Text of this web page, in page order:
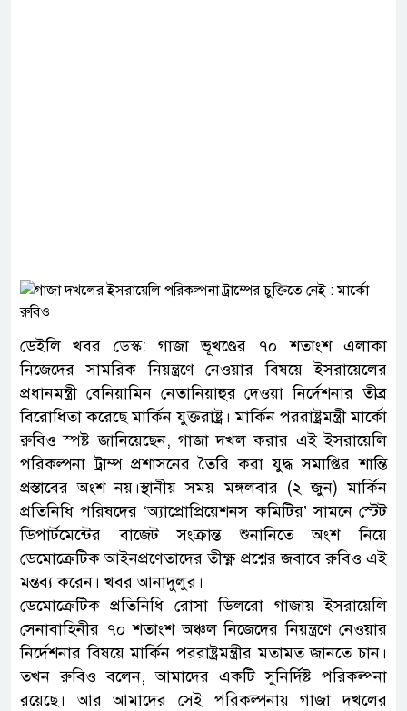
ডেইলি খবর ডেস্ক: গাজা ভূখণ্ডের ৭০ শতাংশ এলাকা
নিজেদের সামরিক নিয়ন্ত্রণে নেওয়ার বিষয়ে ইসরায়েলের
প্রধানমন্ত্রী বেনিয়ামিন নেতানিয়াহুর দেওয়া নির্দেশনার তীব্র
বিরোধিতা করেছে মার্কিন যুক্তরাষ্ট্র। মার্কিন পররাষ্ট্রমন্ত্রী মার্কো
রুবিও স্পষ্ট জানিয়েছেন, গাজা দখল করার এই ইসরায়েলি
পরিকল্পনা ট্রাম্প প্রশাসনের তৈরি করা যুদ্ধ সমাপ্তির শান্তি
প্রস্তাবের অংশ নয়।স্থানীয় সময় মঙ্গলবার (২ জুন) মার্কিন
প্রতিনিধি পরিষদের ‘অ্যাপ্রোপ্রিয়েশনস কমিটির’ সামনে স্টেট
ডিপার্টমেন্টের বাজেট সংক্রান্ত শুনানিতে অংশ নিয়ে
ডেমোক্রেটিক আইনপ্রণেতাদের তীক্ষ্ণ প্রশ্নের জবাবে রুবিও এই
মন্তব্য করেন। খবর আনাদুলুর।
ডেমোক্রেটিক প্রতিনিধি রোসা ডিলরো গাজায় ইসরায়েলি
সেনাবাহিনীর ৭০ শতাংশ অঞ্চল নিজেদের নিয়ন্ত্রণে নেওয়ার
নির্দেশনার বিষয়ে মার্কিন পররাষ্ট্রমন্ত্রীর মতামত জানতে চান।
তখন রুবিও বলেন, আমাদের একটি সুনির্দিষ্ট পরিকল্পনা
রয়েছে। আর আমাদের সেই পরিকল্পনায় গাজা দখলের